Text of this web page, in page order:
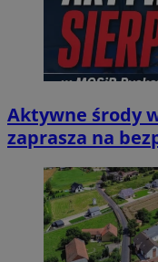
Aktywne środy
zaprasza na